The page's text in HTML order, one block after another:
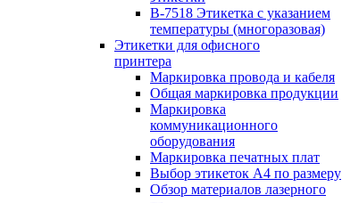
B-7518 Этикетка с указанием
температуры (многоразовая)
Этикетки для офисного
принтера
Маркировка провода и кабеля
Общая маркировка продукции
Маркировка
коммуникационного
оборудования
Маркировка печатных плат
Выбор этикеток А4 по размеру
Обзор материалов лазерного